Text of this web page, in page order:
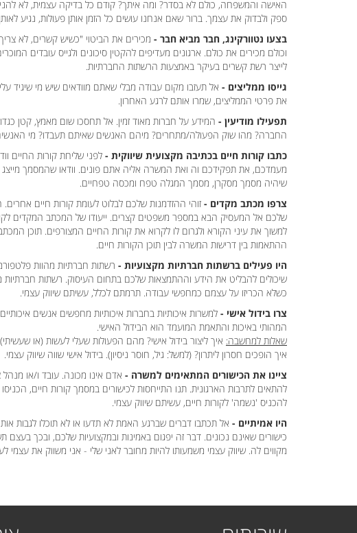
האישה והמשפחה, כולם לא בסדר? ומה איתך? קודם כל בדיקה עצמית, לא
ספק ולבדוק את עצמך. ברור שאם אנחנו עושים כל הזמן אותן פעולות, נגיע
בצעו נטוורקינג, חבר מביא חבר - מכירים את הביטוי "כשיש קשרים, לא
וכולם מכירים את כולם. ארגונים מעדיפים להקטין סיכונים ולגייס עובדים
לייצר רשת קשרים בעיקר באמצעות הרשתות החברתיות.
גייסו ממליצים - אל תעזבו מקום עבודה מבלי שאתם מוודאים שיש מי שיגיד
את פרטי הממליצים, שמרו אותם לרגע האחרון.
תפעילו מודיעין - המידע על חברות מאוד זמין. אל תחסכו שום מאמץ, קטן
החברה? מהו שוק הפעולה/מתחרים? מיהם האנשים שאיתם תעבדו? מי
כתבו קורות חיים בכתיבה מקצועית שיווקית - לפני שליחת קורות החיים
מעמדכם, את תפקידכם וה ואת המשרה אליה אתם פונים. וודאו שהמסמך מייצג
שיהיה מסמך מסקרן, מסמך המגלה טפח ומכסה טפחיים.
צרפו מכתב מקדים - זוהי ההזדמנות שלכם לבלוט לעומת קורות חיים
שלכם אל המעסיק הבא במספר משפטים קצרים. ייעודו של המכתב המקדים
למשוך את עיני הקורא ולגרום לו לקרוא את קורות החיים המצורפים. תוכן
ההתאמות בין דרישות המשרה לבין תוכן הקורות חיים.
היו פעילים ברשתות חברתיות מקצועיות - רשתות חברתיות מהוות
שיכולים להבליט את הידע וההתמצאות שלכם בתחום העיסוק. רשתות חברתיות
כשלא הכריזו על עצמם כמחפשי עבודה. תרמתם לכלל, עשיתם שיווק עצמי.
צרו בידול אישי - למשרות איכותיות בחברות איכותיות מחפשים אנשים
המהותי באיכות והתאמת המועמד הוא הבידול האישי.
שאלות למחשבה: איך ליצור בידול אישי? מהם הפעולות שעלי לעשות (או
איך הופכים חסרון ליתרון? (למשל: גיל, חוסר ניסיון). בידול אישי שווה שיווק עצמי.
ציינו את הכישורים המתאימים למשרה - אדם אינו מכונה. עובד ו/או מנהל
להתאים לתרבות הארגונית. תנו התייחסות לכישורים במסמך קורות חיים,
להכניס 'נשמה' לקורות חיים, עשיתם שיווק עצמי.
היו אמיתיים - אל תכתבו דברים שברגע האמת לא תדעו או לא תוכלו לגבות
כישורים שאינם נכונים. דבר זה יפגום באמינות ובמקצועיות שלכם, ובכך
מקווים לה. שיווק עצמי משמעותו להיות מחובר לאני שלי - אני משווק את עצמי